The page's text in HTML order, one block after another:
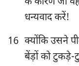
धन्यवाद करें!
16 क्योंकि उसने
बेंड़ों को टुकड़े-